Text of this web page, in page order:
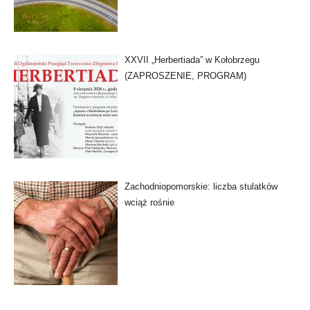
XXVII „Herbertiada” w Kołobrzegu
(ZAPROSZENIE, PROGRAM)
Zachodniopomorskie: liczba stulatków
wciąż rośnie